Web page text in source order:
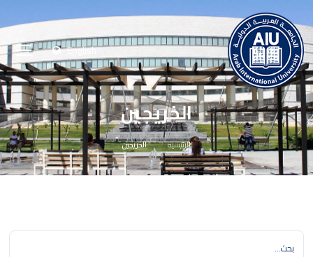
English
الخريجين
الرئيسية الخريجين